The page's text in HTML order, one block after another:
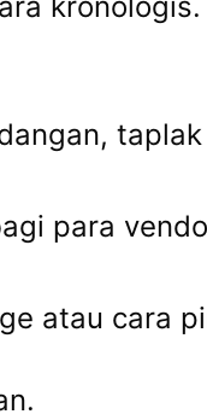
kronologis.
para
atau cara